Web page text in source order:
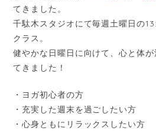
てきました。
千駄木スタジオにて毎週土曜日の
クラス。
健やかな日曜日に向けて、心と体
てきました！
・ヨガ初心者の方
・充実した週末を過ごしたい方
・心身ともにリラックスしたい方